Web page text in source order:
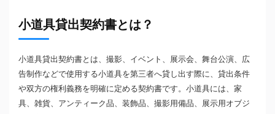
小道具貸出契約書とは？
小道具貸出契約書とは、撮影、イベント、展示会、舞台公演、広
告制作などで使用する小道具を第三者へ貸し出す際に、貸出条件
や双方の権利義務を明確に定める契約書です。小道具には、家
具、雑貨、アンティーク品、装飾品、撮影用備品、展示用オブジ